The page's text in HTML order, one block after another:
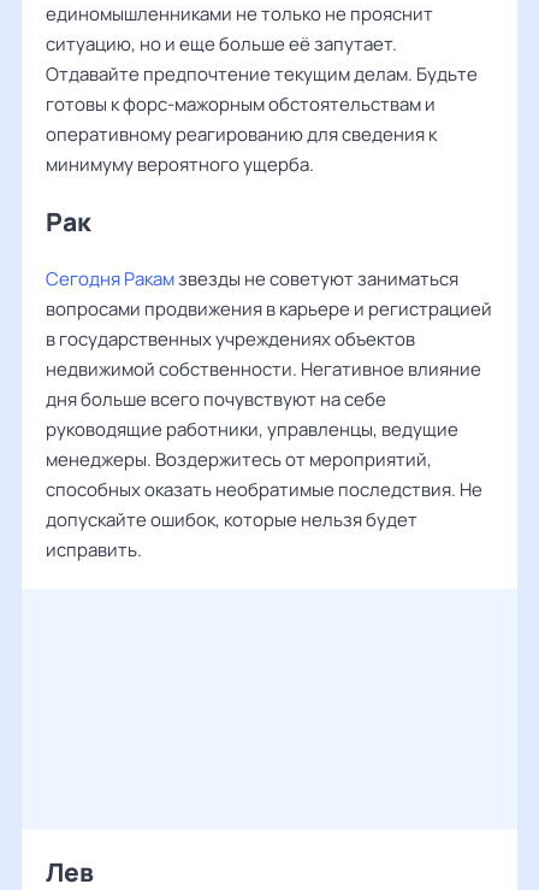
единомышленниками не только не прояснит
ситуацию, но и еще больше её запутает.
Отдавайте предпочтение текущим делам. Будьте
готовы к форс-мажорным обстоятельствам и
оперативному реагированию для сведения к
минимуму вероятного ущерба.
Рак ‌‌
Сегодня Ракамзвезды не советуют заниматься
вопросами продвижения в карьере и регистрацией
в государственных учреждениях объектов
недвижимой собственности. Негативное влияние
дня больше всего почувствуют на себе
руководящие работники, управленцы, ведущие
менеджеры. Воздержитесь от мероприятий,
способных оказать необратимые последствия. Не
допускайте ошибок, которые нельзя будет
исправить.
Лев ‌‌